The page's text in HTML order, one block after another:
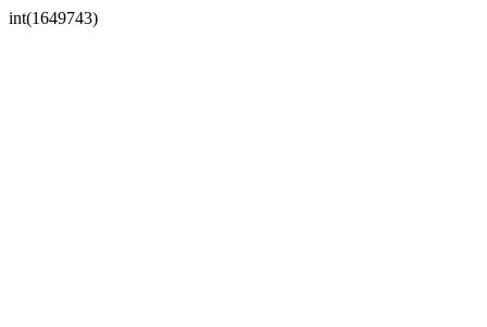
int(1649743)